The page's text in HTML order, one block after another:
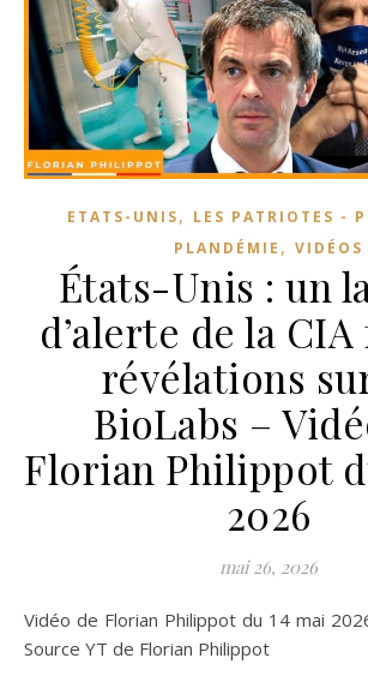
ETATS-UNIS, LES PATRIOTES -
PLANDÉMIE , VIDÉOS
États-Unis : un
d’alerte de la
révélations
BioLabs –
Florian Philippot
2026
mai 26, 2026
Vidéo de Florian Philippot du 14 mai 2026 (durée 15 min) :
Source YT de Florian Philippot